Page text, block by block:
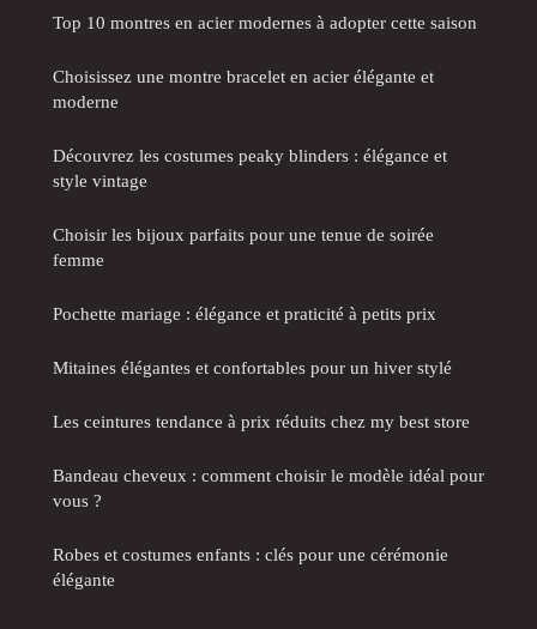
Top 10 montres en acier modernes à adopter cette saison
Choisissez une montre bracelet en acier élégante et
moderne
Découvrez les costumes peaky blinders : élégance et
style vintage
Choisir les bijoux parfaits pour une tenue de soirée
femme
Pochette mariage : élégance et praticité à petits prix
Mitaines élégantes et confortables pour un hiver stylé
Les ceintures tendance à prix réduits chez my best store
Bandeau cheveux : comment choisir le modèle idéal pour
vous ?
Robes et costumes enfants : clés pour une cérémonie
élégante